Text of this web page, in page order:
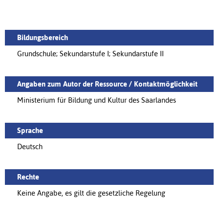
Bildungsbereich
Grundschule; Sekundarstufe I; Sekundarstufe II
Angaben zum Autor der Ressource / Kontaktmöglichkeit
Ministerium für Bildung und Kultur des Saarlandes
Sprache
Deutsch
Rechte
Keine Angabe, es gilt die gesetzliche Regelung